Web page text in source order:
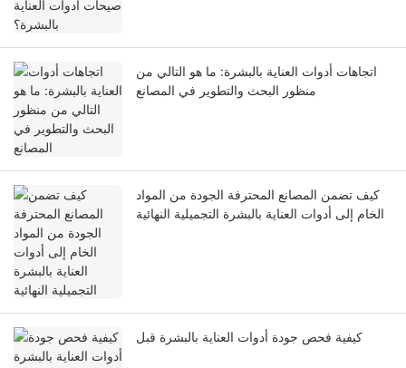
اتجاهات أدوات العناية بالبشرة: ما هو التالي من
منظور البحث والتطوير في المصانع
كيف تضمن المصانع المحترفة الجودة من المواد
الخام إلى أدوات العناية بالبشرة التجميلية النهائية
كيفية فحص جودة أدوات العناية بالبشرة قبل